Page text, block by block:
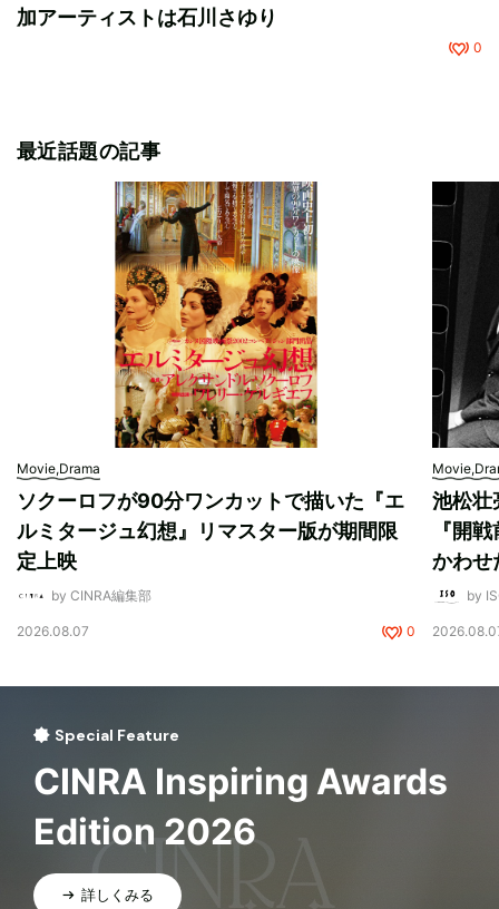
加アーティストは石川さゆり
0
最近話題の記事
Movie,Drama
ソクーロフが90分ワンカットで描いた『エ
ルミタージュ幻想』リマスター版が期間限
定上映
by CINRA編集部
2026.08.07 0
池松壮
『開
かわせ
by
Special Feature
CINRA Inspiring Awards
Edition 2026
詳しくみる